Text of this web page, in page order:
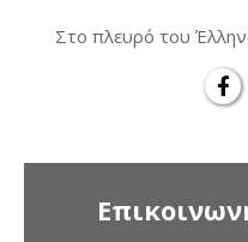
Στο πλευρό του